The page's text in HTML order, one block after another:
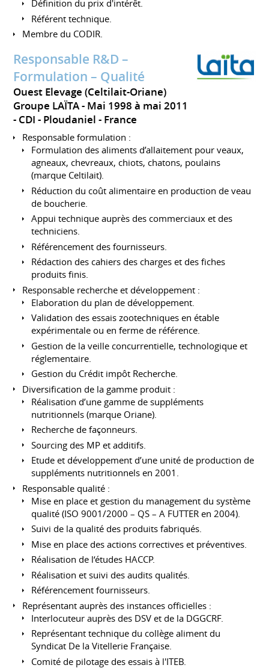
Définition du prix d'intérêt.
Référent technique.
Membre du CODIR.
Responsable R&D –
Formulation – Qualité
Ouest Elevage (Celtilait-Oriane)
Groupe LAÏTA
Mai 1998 à mai 2011
CDI
Ploudaniel France
Responsable formulation :
Formulation des aliments d’allaitement pour veaux,
agneaux, chevreaux, chiots, chatons, poulains
(marque Celtilait).
Réduction du coût alimentaire en production de veau
de boucherie.
Appui technique auprès des commerciaux et des
techniciens.
Référencement des fournisseurs.
Rédaction des cahiers des charges et des fiches
produits finis.
Responsable recherche et développement :
Elaboration du plan de développement.
Validation des essais zootechniques en étable
expérimentale ou en ferme de référence.
Gestion de la veille concurrentielle, technologique et
réglementaire.
Gestion du Crédit impôt Recherche.
Diversification de la gamme produit :
Réalisation d’une gamme de suppléments
nutritionnels (marque Oriane).
Recherche de façonneurs.
Sourcing des MP et additifs.
Etude et développement d’une unité de production de
suppléments nutritionnels en 2001.
Responsable qualité :
Mise en place et gestion du management du système
qualité (ISO 9001/2000 – QS – A FUTTER en 2004).
Suivi de la qualité des produits fabriqués.
Mise en place des actions correctives et préventives.
Réalisation de l‘études HACCP.
Réalisation et suivi des audits qualités.
Référencement fournisseurs.
Représentant auprès des instances officielles :
Interlocuteur auprès des DSV et de la DGGCRF.
Représentant technique du collège aliment du
Syndicat De la Vitellerie Française.
Comité de pilotage des essais à l'ITEB.